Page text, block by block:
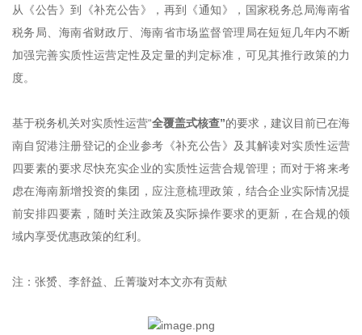
从《公告》到《补充公告》，再到《通知》，国家税务总局海南省
税务局、海南省财政厅、海南省市场监督管理局在短短几年内不断
加强完善实质性运营定性及定量的判定标准，可见其推行政策的力
度。
基于税务机关对实质性运营“全覆盖式核查”的要求，建议目前已在海
南自贸港注册登记的企业参考《补充公告》及其解读对实质性运营
四要素的要求尽快充实企业的实质性运营合规管理；而对于将来考
虑在海南新增投资的集团，应注意梳理政策，结合企业实际情况提
前安排四要素，随时关注政策及实际操作要求的更新，在合规的领
域内享受优惠政策的红利。
注：张赟、李舒益、丘菁璇对本文亦有贡献